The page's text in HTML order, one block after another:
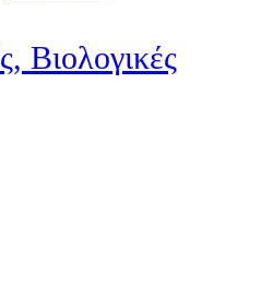
Βιολογικές